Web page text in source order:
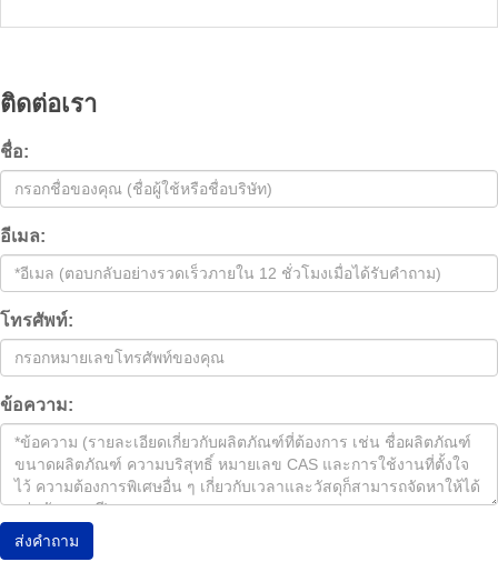
ติดต่อเรา
ชื่อ:
อีเมล:
โทรศัพท์:
ข้อความ:
ส่งคําถาม